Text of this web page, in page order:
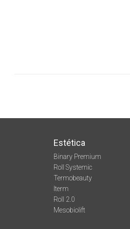
Estética
Binary Premium
Roll Systemic
Termobeauty
Iterm
Roll 2.0
Mesobiolift